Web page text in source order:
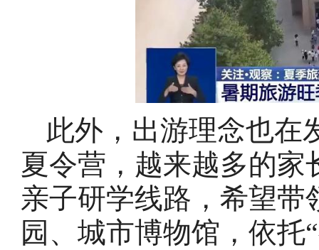
此外，出游理念也在
夏令营，越来越多的
亲子研学线路，希望
园、城市博物馆，依托